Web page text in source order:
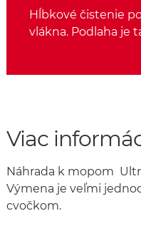
Hĺbkové čistenie
vlákna. Podlaha je
Viac
Náhrada k mopom
Výmena je veľmi
cvočkom.